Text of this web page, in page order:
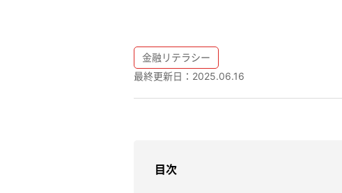
金融リテラシー
最終更新日： 2025.06.16
目次